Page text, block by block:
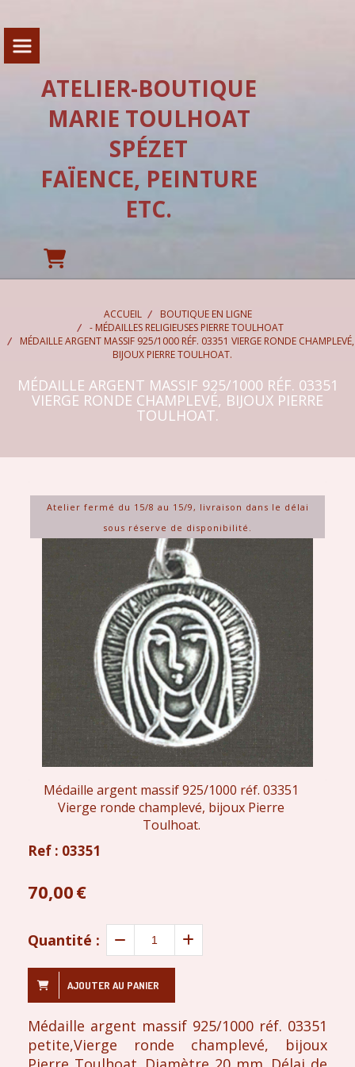
ATELIER-BOUTIQUE
MARIE TOULHOAT
SPÉZET
FAÏENCE, PEINTURE
ETC.
ACCUEIL
BOUTIQUE EN LIGNE
- MÉDAILLES RELIGIEUSES PIERRE TOULHOAT
MÉDAILLE ARGENT MASSIF 925/1000 RÉF. 03351 VIERGE RONDE CHAMPLEVÉ,
BIJOUX PIERRE TOULHOAT.
MÉDAILLE ARGENT MASSIF 925/1000 RÉF. 03351
VIERGE RONDE CHAMPLEVÉ, BIJOUX PIERRE
TOULHOAT.
Atelier fermé du 15/8 au 15/9, livraison dans le délai
sous réserve de disponibilité.
Médaille argent massif 925/1000 réf. 03351
Vierge ronde champlevé, bijoux Pierre
Toulhoat.
Ref : 03351
70,00€
Quantité :
AJOUTER AU PANIER
Médaille argent massif 925/1000 réf. 03351
petite,Vierge ronde champlevé, bijoux